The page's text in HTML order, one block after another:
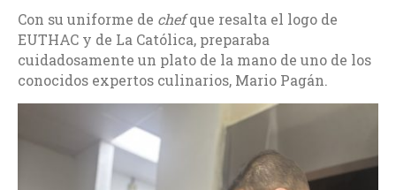
Con su uniforme de chefque resalta el logo de
EUTHAC y de La Católica, preparaba
cuidadosamente un plato de la mano de uno de los
conocidos expertos culinarios, Mario Pagán.